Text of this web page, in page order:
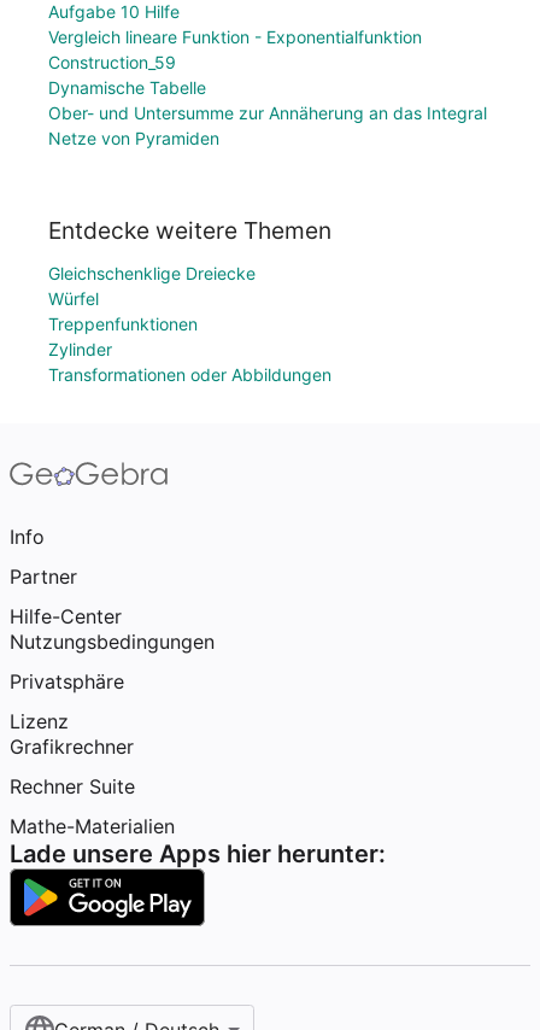
Aufgabe 10 Hilfe
Vergleich lineare Funktion - Exponentialfunktion
Construction_59
Dynamische Tabelle
Ober- und Untersumme zur Annäherung an das Integral
Netze von Pyramiden
Entdecke weitere Themen
Gleichschenklige Dreiecke
Würfel
Treppenfunktionen
Zylinder
Transformationen oder Abbildungen
Info
Partner
Hilfe-Center
Nutzungsbedingungen
Privatsphäre
Lizenz
Grafikrechner
Rechner Suite
Mathe-Materialien
Lade unsere Apps hier herunter: